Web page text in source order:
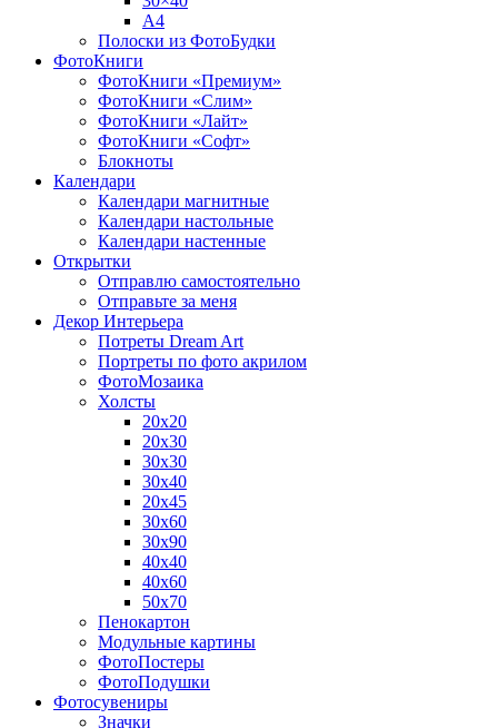
A4
Полоски из ФотоБудки
ФотоКниги
ФотоКниги «Премиум»
ФотоКниги «Слим»
ФотоКниги «Лайт»
ФотоКниги «Софт»
Блокноты
Календари
Календари магнитные
Календари настольные
Календари настенные
Открытки
Отправлю самостоятельно
Отправьте за меня
Декор Интерьера
Потреты Dream Art
Портреты по фото акрилом
ФотоМозаика
Холсты
20х20
20х30
30х30
30х40
20х45
30х60
30х90
40х40
40х60
50х70
Пенокартон
Модульные картины
ФотоПостеры
ФотоПодушки
Фотоcувениры
Значки